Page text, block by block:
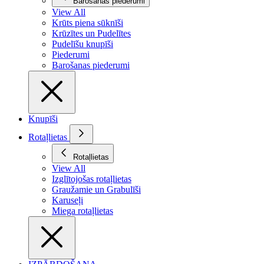
View All
Krūts piena sūknīši
Krūzītes un Pudelītes
Pudelīšu knupīši
Piederumi
Barošanas piederumi
Knupīši
Rotaļlietas
Rotaļlietas
View All
Izglītojošas rotaļlietas
Graužamie un Grabulīši
Karuseļi
Miega rotaļlietas